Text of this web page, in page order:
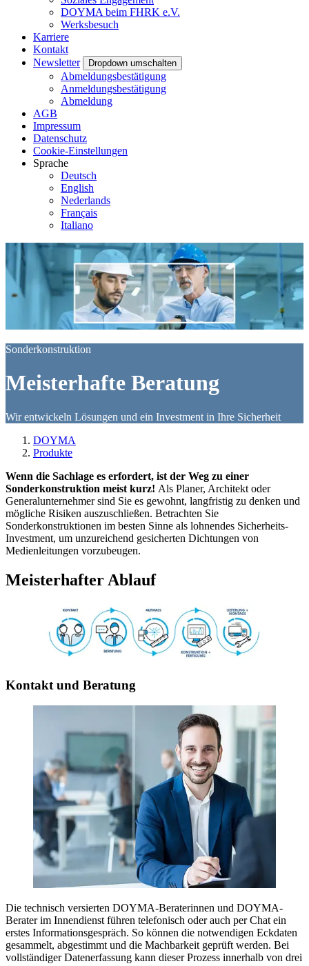
DOYMA beim FHRK e.V.
Werksbesuch
Karriere
Kontakt
Newsletter
Dropdown umschalten
Abmeldungsbestätigung
Anmeldungsbestätigung
Abmeldung
AGB
Impressum
Datenschutz
Cookie-Einstellungen
Sprache
Deutsch
English
Nederlands
Français
Italiano
Sonderkonstruktion
Meisterhafte Beratung
Wir entwickeln Lösungen und ein Investment in Ihre Sicherheit
DOYMA
Produkte
Wenn die Sachlage es erfordert, ist der Weg zu einer
Sonderkonstruktion meist kurz! Als Planer, Architekt oder
Generalunternehmer sind Sie es gewohnt, langfristig zu denken und
mögliche Risiken auszuschließen. Betrachten Sie
Sonderkonstruktionen im besten Sinne als lohnendes Sicherheits-
Investment, um unzureichend gesicherten Dichtungen von
Medienleitungen vorzubeugen.
Meisterhafter Ablauf
Kontakt und Beratung
Die technisch versierten DOYMA-Beraterinnen und DOYMA-
Berater im Innendienst führen telefonisch oder auch per Chat ein
erstes Informationsgespräch. So können die notwendigen Eckdaten
gesammelt, abgestimmt und die Machbarkeit geprüft werden. Bei
vollständiger Datenerfassung kann dieser Prozess innerhalb von drei